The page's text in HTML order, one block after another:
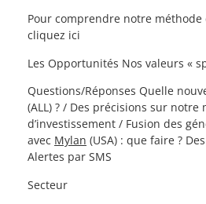
Pour comprendre notre méthode
cliquez ici
Les Opportunités Nos valeurs «
Questions/Réponses Quelle
(ALL) ? / Des précisions sur notre
d’investissement / Fusion des
avec Mylan (USA) : que faire ?
Alertes par SMS
Secteur